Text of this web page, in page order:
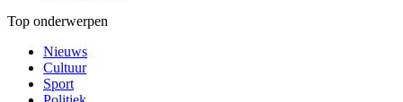
Top onderwerpen
Nieuws
Cultuur
Sport